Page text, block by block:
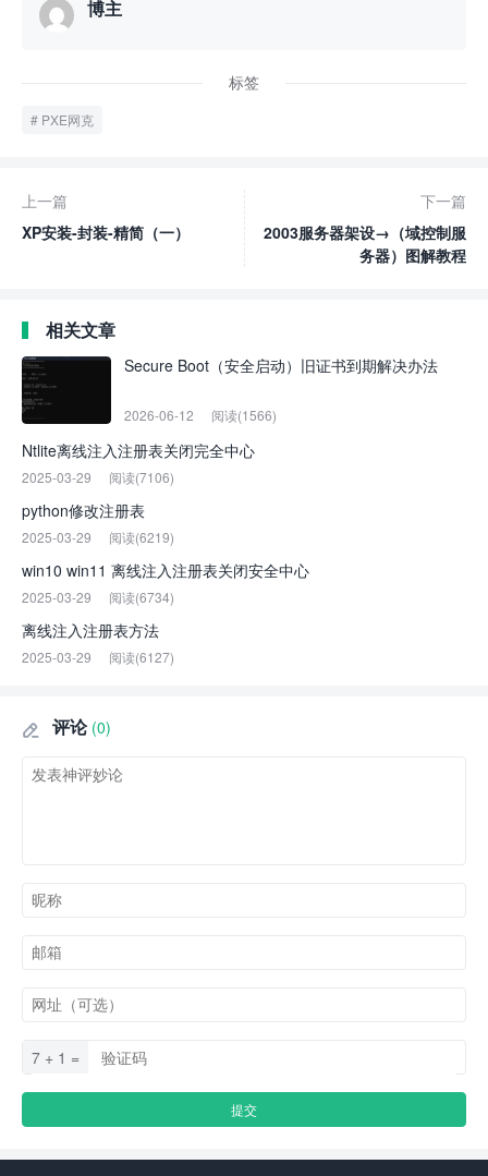
博主
标签
PXE网克
上一篇
XP安装-封装-精简（一）
下一篇
2003服务器架设→（域控制服
务器）图解教程
相关文章
Secure Boot（安全启动）旧证书到期解决办法
2026-06-12 阅读(1566)
Ntlite离线注入注册表关闭完全中心
2025-03-29 阅读(7106)
python修改注册表
2025-03-29 阅读(6219)
win10 win11 离线注入注册表关闭安全中心
2025-03-29 阅读(6734)
离线注入注册表方法
2025-03-29 阅读(6127)
 评论 (0)
7 + 1 =